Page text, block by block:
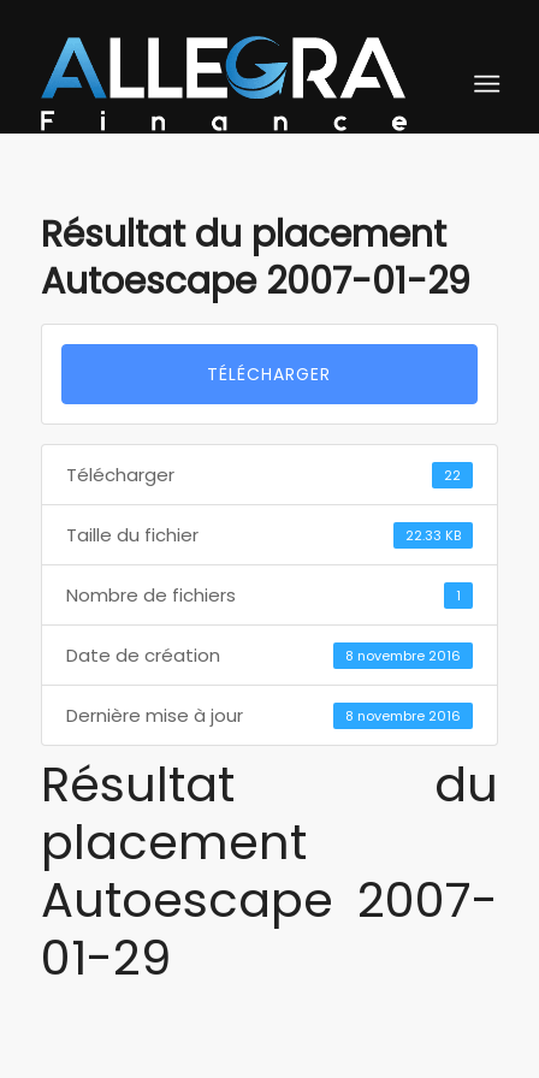
Résultat du placement
Autoescape 2007-01-29
TÉLÉCHARGER
Télécharger 22
Taille du fichier 22.33 KB
Nombre de fichiers 1
Date de création 8 novembre 2016
Dernière mise à jour 8 novembre 2016
Résultat du
placement
Autoescape 2007-
01-29